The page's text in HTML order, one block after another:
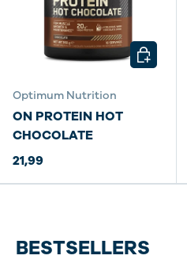
Optimum Nutrition
ON PROTEIN HOT
CHOCOLATE
21,99
KIES
BESTSELLERS